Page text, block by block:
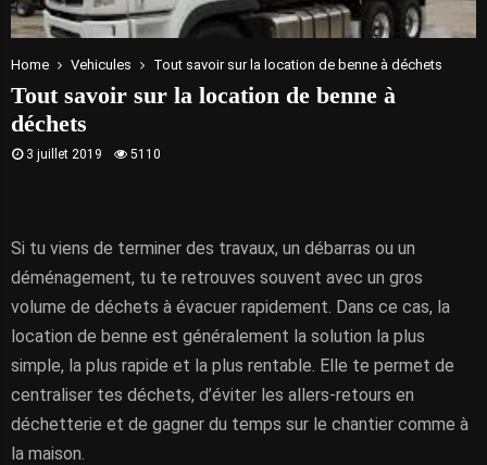
Home Vehicules Tout savoir sur la location de benne à déchets
Tout savoir sur la location de benne à
déchets
3 juillet 2019 5110
Si tu viens de terminer des travaux, un débarras ou un
déménagement, tu te retrouves souvent avec un gros
volume de déchets à évacuer rapidement. Dans ce cas, la
location de benne est généralement la solution la plus
simple, la plus rapide et la plus rentable. Elle te permet de
centraliser tes déchets, d’éviter les allers-retours en
déchetterie et de gagner du temps sur le chantier comme à
la maison.